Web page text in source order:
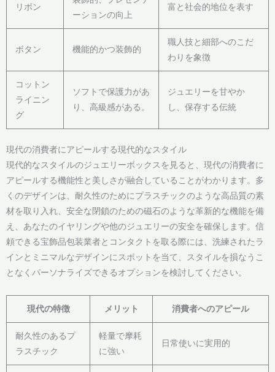
リボン
ーションの向上
富と社会的地位を表す
ボタン 機能的かつ装飾的
職人技と細部へのこだ
わりを象徴
コットン
ライニン
グ
ソフトで保護力があ
り、高級感がある。
ジュエリーを甘やか
し、保存する伝統
現代の消費者にアピールする現代的なスタイル
現代的なスタイルのジュエリーボックスを見ると、現代の消費者に
アピールする機能性と美しさが融合していることがわかります。多
くのデザインは、耐久性のためにプラスチックのような高品質の素
材を取り入れ、安全な閉鎖のための磁石のような革新的な機能を備
え、あなたのイヤリングや他のジュエリーの安全を確保します。信
頼できる宝飾品包装業者とコンタクトを取る際には、洗練されたラ
インとミニマルなデザインにスポットを当て、スタイルを損なうこ
となくパーソナライズできるオプションを検討してください。
現代の特徴 メリット 消費者へのアピール
耐久性のあるプ
ラスチック
軽量で摩耗
に強い
日常使いに実用的